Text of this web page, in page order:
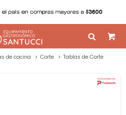
de cocina Corte Tablas de Corte